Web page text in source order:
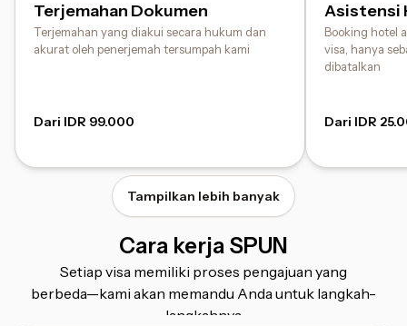
Terjemahan Dokumen
Terjemahan yang diakui secara hukum dan
akurat oleh penerjemah tersumpah kami
Dari IDR 99.000
Asistensi
Booking hotel
visa, hanya
dibatalkan
Dari IDR
Tampilkan lebih banyak
Cara kerja SPUN
Setiap visa memiliki proses pengajuan yang
berbeda⁠—⁠kami akan memandu Anda untuk langkah-
langkahnya